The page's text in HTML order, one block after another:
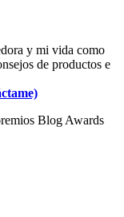
y mi vida como
de productos e
Blog Awards